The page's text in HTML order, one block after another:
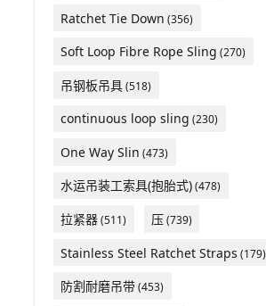
Ratchet Tie Down (356)
Soft Loop Fibre Rope Sling (270)
吊钢板吊具(518)
continuous loop sling (230)
One Way Slin (473)
水运吊装工索具(抱胎式)(478)
拉紧器(511) 压(739)
Stainless Steel Ratchet Straps (179)
防割耐磨吊带(453)